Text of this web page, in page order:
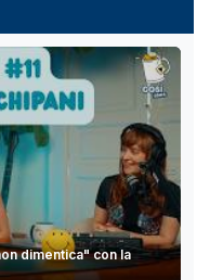
dimentica" con la